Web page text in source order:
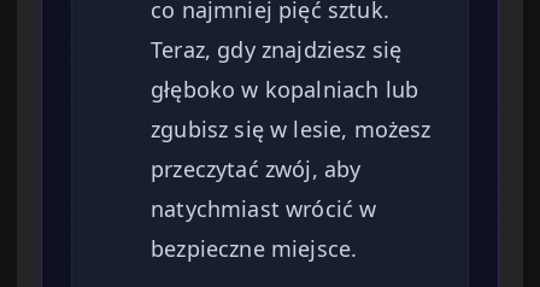
co najmniej pięć sztuk.
Teraz, gdy znajdziesz się
głęboko w kopalniach lub
zgubisz się w lesie, możesz
przeczytać zwój, aby
natychmiast wrócić w
bezpieczne miejsce.